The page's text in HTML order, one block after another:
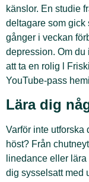
känslor. En studie
deltagare som gick
gånger i veckan
depression. Om du
att ta en rolig l
YouTube-pass
Lära dig
Varför inte utforska
höst? Från
linedance eller
dig sysselsatt med